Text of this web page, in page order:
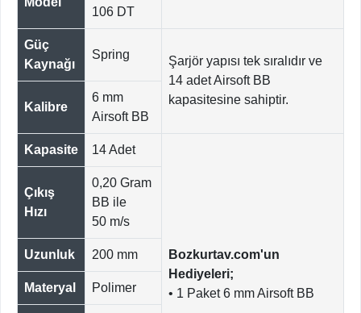
106 DT
Güç
Kaynağı
Spring
Şarjör yapısı tek sıralıdır ve
14 adet Airsoft BB
kapasitesine sahiptir.
Kalibre
6 mm
Airsoft BB
Kapasite 14 Adet
Bozkurtav.com'un
Hediyeleri;
• 1 Paket 6 mm Airsoft BB
Çıkış
Hızı
0,20 Gram
BB ile
50 m/s
Uzunluk 200 mm
Materyal Polimer